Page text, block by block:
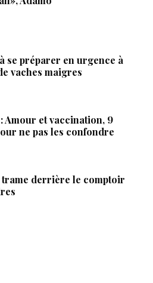
se préparer en urgence à
vaches maigres
Amour et vaccination, 9
ne pas les confondre
trame derrière le comptoir